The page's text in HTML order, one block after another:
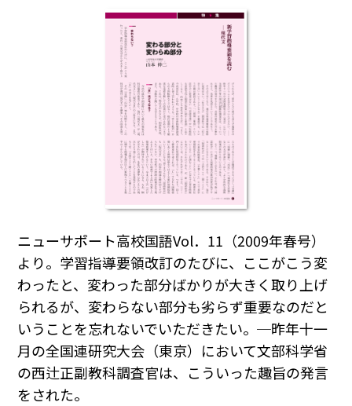
ニューサポート高校国語Vol．11（2009年春号）
より。学習指導要領改訂のたびに、ここがこう変
わったと、変わった部分ばかりが大きく取り上げ
られるが、変わらない部分も劣らず重要なのだと
いうことを忘れないでいただきたい。─昨年十一
月の全国連研究大会（東京）において文部科学省
の西辻正副教科調査官は、こういった趣旨の発言
をされた。